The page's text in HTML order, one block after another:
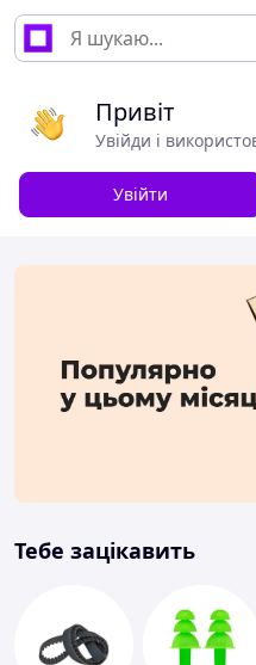
Привіт
Увійди і
Увійти
Тебе зацікавить